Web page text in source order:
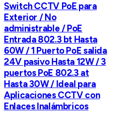
Switch CCTV PoE para
Exterior / No
administrable / PoE
Entrada 802.3 bt Hasta
60W / 1 Puerto PoE salida
24V pasivo Hasta 12W / 3
puertos PoE 802.3 at
Hasta 30W / Ideal para
Aplicaciones CCTV con
Enlaces Inalámbricos